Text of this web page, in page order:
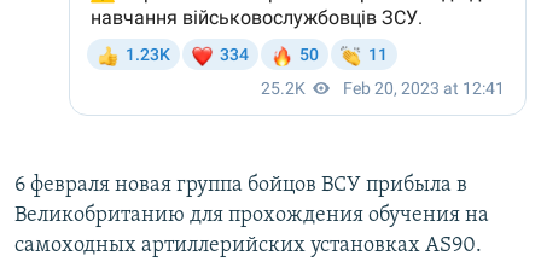
6 февраля новая группа бойцов ВСУ прибыла в
Великобританию для прохождения обучения на
самоходных артиллерийских установках AS90.